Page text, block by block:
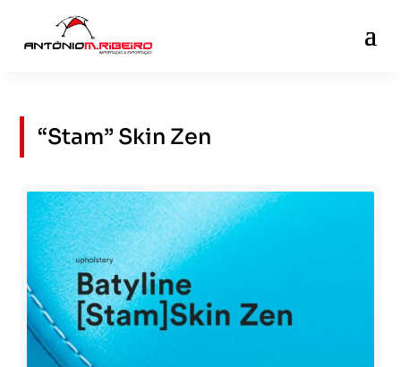
“Stam” Skin Zen